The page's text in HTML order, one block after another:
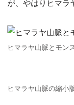
が、やはりヒマラ
ヒマラヤ山脈とモン
ヒマラヤ山脈の縮小